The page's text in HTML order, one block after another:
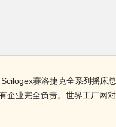
赛洛捷克全系列摇床
业完全负责。世界工厂网